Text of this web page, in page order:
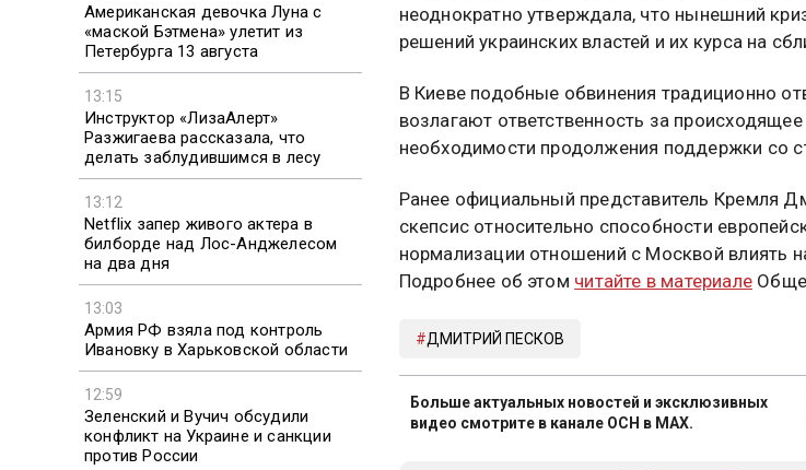
Американская девочка Луна с
«маской Бэтмена» улетит из
Петербурга 13 августа
13:15
Инструктор «ЛизаАлерт»
Разжигаева рассказала, что
делать заблудившимся в лесу
13:12
Netflix запер живого актера в
билборде над Лос-Анджелесом
на два дня
13:03
Армия РФ взяла под контроль
Ивановку в Харьковской области
12:59
Зеленский и Вучич обсудили
конфликт на Украине и санкции
против России
неоднократно утверждала, что нынешний
решений украинских властей и их курса на
В Киеве подобные обвинения традиционно
возлагают ответственность за
необходимости продолжения поддержки со
Ранее официальный представитель Кремля
скепсис относительно способности
нормализации отношений с Москвой влиять
Подробнее об этом читайте в материале
ДМИТРИЙ ПЕСКОВ
Больше актуальных новостей и эксклюзивных
видео смотрите в канале ОСН в MAX.